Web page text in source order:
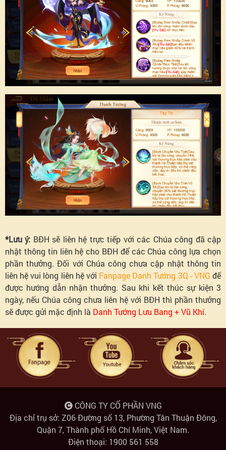
*Lưu ý: BĐH sẽ liên hệ trực tiếp với các Chúa công đã cập
nhật thông tin liên hệ cho BĐH để các Chúa công lựa chọn
phần thưởng. Đối với Chúa công chưa cập nhật thông tin
liên hệ vui lòng liên hệ với Fanpage Danh Tướng 3Q - VNG để
được hướng dẫn nhận thưởng. Sau khi kết thúc sự kiện 3
ngày, nếu Chúa công chưa liên hệ với BĐH thì phần thưởng
sẽ được gửi mặc định là Danh Tướng Lưu Bang + Vũ Khí.
CÔNG TY CỔ PHẦN VNG
Địa chỉ trụ sở: Z06 Đường số 13, Phường Tân Thuận Đông,
Quận 7, Thành phố Hồ Chí Minh, Việt Nam.
Điện thoại: 1900 561 558